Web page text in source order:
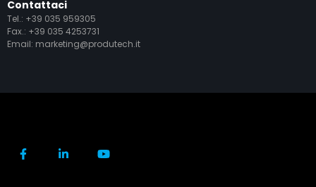
Contattaci
Tel.: +39 035 959305
Fax.: +39 035 4253731
Email: marketing@produtech.it